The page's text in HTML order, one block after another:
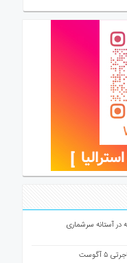
در آستانه سرشماری